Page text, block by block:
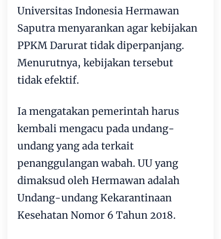
Universitas Indonesia Hermawan
Saputra menyarankan agar kebijakan
PPKM Darurat tidak diperpanjang.
Menurutnya, kebijakan tersebut
tidak efektif.
Ia mengatakan pemerintah harus
kembali mengacu pada undang-
undang yang ada terkait
penanggulangan wabah. UU yang
dimaksud oleh Hermawan adalah
Undang-undang Kekarantinaan
Kesehatan Nomor 6 Tahun 2018.